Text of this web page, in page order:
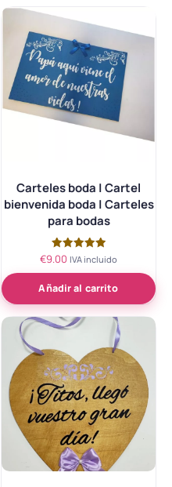
Carteles boda | Cartel
bienvenida boda | Carteles
para bodas
Valorado
5.00
de 5
€9.00 IVA incluido
Añadir al carrito